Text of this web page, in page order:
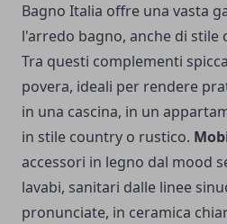
Bagno Italia offre una vasta
l'arredo bagno, anche di stile
Tra questi complementi
povera, ideali per rendere
in una cascina, in un
in stile country o rustico.
accessori in legno dal mood
lavabi, sanitari dalle linee
pronunciate, in ceramica